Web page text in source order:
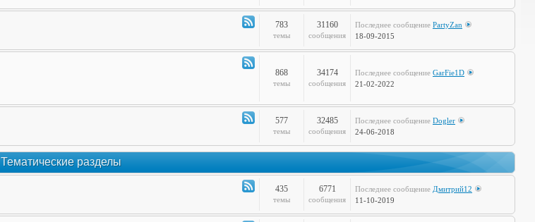
-
Канал
-
783
темы
31160
сообщения
Последнее сообщение PartyZan
18-09-2015
Канал868
темы
34174
сообщения
Последнее сообщение GarFie1D
21-02-2022
Канал
-
577
темы
32485
сообщения
Последнее сообщение Dogler
24-06-2018
Тематические разделы
Канал
-
435
темы
6771
сообщения
Последнее сообщение Дмитрий12
11-10-2019